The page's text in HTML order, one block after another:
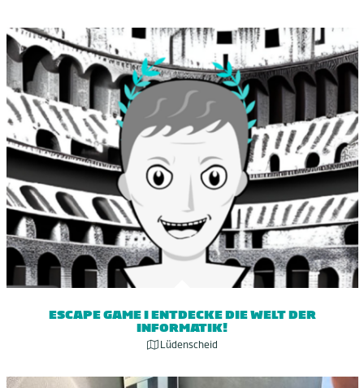
ESCAPE GAME I ENTDECKE DIE WELT DER
INFORMATIK!
Lüdenscheid